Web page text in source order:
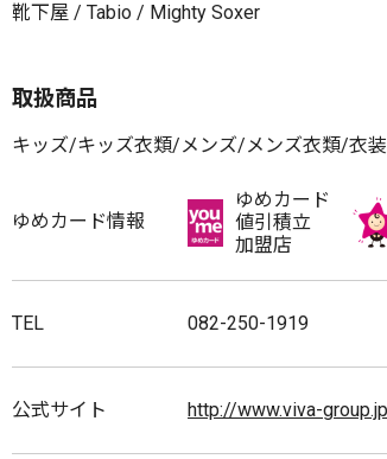
靴下屋 / Tabio / Mighty Soxer
取扱商品
キッズ/キッズ衣類/メンズ/メンズ衣類/衣
ゆめカード情報
ゆめカード
値引積立
加盟店
TEL 082-250-1919
公式サイト http://www.viva-